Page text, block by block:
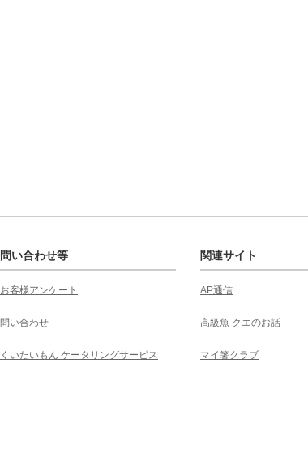
問い合わせ等
お客様アンケート
問い合わせ
くいたいもん ケータリングサービス
関連サイト
AP通信
高級魚 クエのお話
マイ箸クラブ